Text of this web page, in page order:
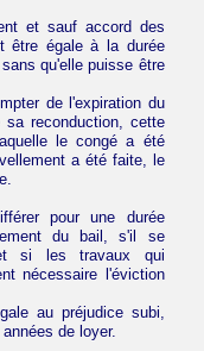
et sauf accord des
être égale à la durée
qu'elle puisse être
de l'expiration du
reconduction, cette
le congé a été
a été faite, le
pour une durée
du bail, s'il se
si les travaux qui
nécessaire l'éviction
au préjudice subi,
de loyer.